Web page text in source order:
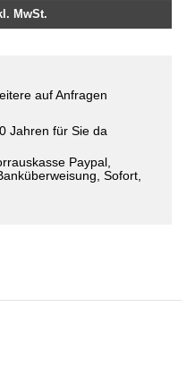
MwSt.
auf Anfragen
Jahren für Sie da
Paypal,
Sofort,